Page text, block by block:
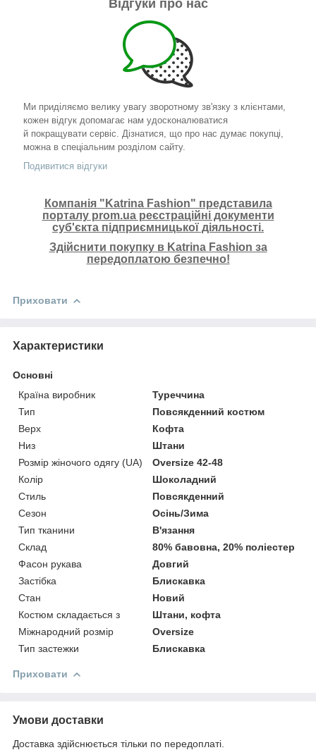
Відгуки про нас
Ми приділяємо велику увагу зворотному зв'язку з клієнтами,
кожен відгук допомагає нам удосконалюватися
й покращувати сервіс. Дізнатися, що про нас думає покупці,
можна в спеціальним розділом сайту.
Подивитися відгуки
Компанія "Katrina Fashion" представила
порталу prom.ua реєстраційні документи
суб'єкта підприємницької діяльності.
Здійснити покупку в Katrina Fashion за
передоплатою безпечно!
Приховати
Характеристики
Основні
Країна виробник
Туреччина
Тип
Повсякденний костюм
Верх
Кофта
Низ
Штани
Розмір жіночого одягу (UA)
Oversize 42-48
Колір
Шоколадний
Стиль
Повсякденний
Сезон
Осінь/Зима
Тип тканини
В'язання
Склад
80% бавовна, 20% поліестер
Фасон рукава
Довгий
Застібка
Блискавка
Стан
Новий
Костюм складається з
Штани, кофта
Міжнародний розмір
Oversize
Тип застежки
Блискавка
Приховати
Умови доставки
Доставка здійснюється тільки по передоплаті.